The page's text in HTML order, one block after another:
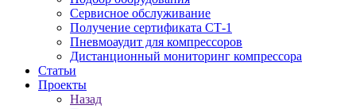
Сервисное обслуживание
Получение сертификата СТ-1
Пневмоаудит для компрессоров
Дистанционный мониторинг компрессора
Статьи
Проекты
Назад